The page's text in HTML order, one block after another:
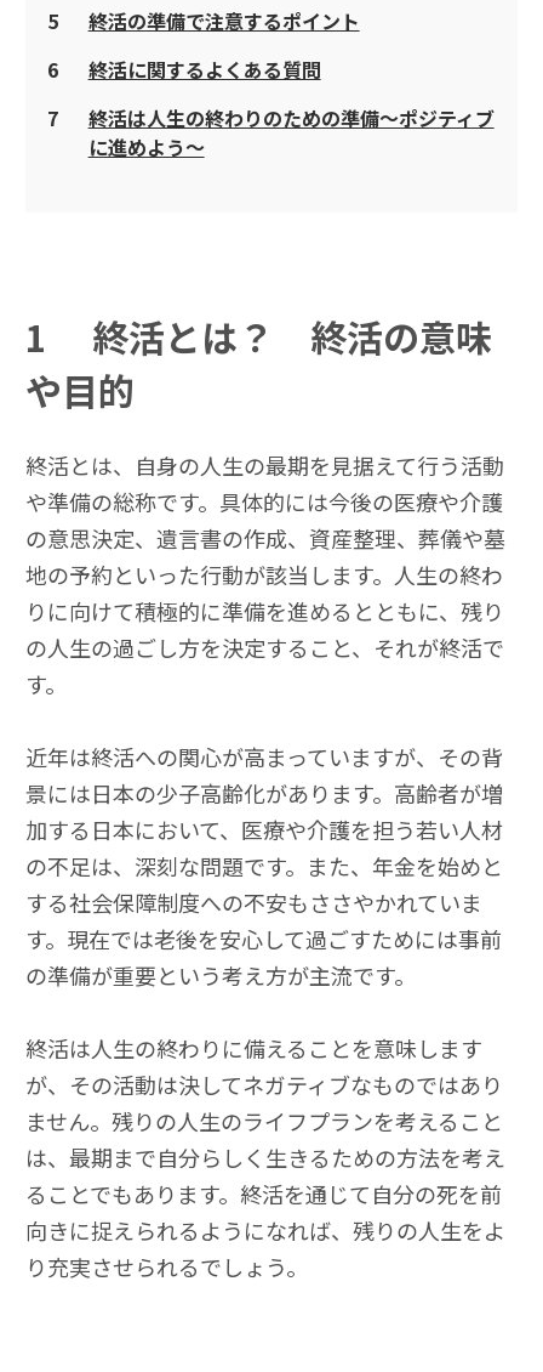
5
終活の準備で注意するポイント
6
終活に関するよくある質問
7
終活は人生の終わりのための準備～ポジティブ
に進めよう～
1
終活とは？ 終活の意味
や目的
終活とは、自身の人生の最期を見据えて行う活動
や準備の総称です。具体的には今後の医療や介護
の意思決定、遺言書の作成、資産整理、葬儀や墓
地の予約といった行動が該当します。人生の終わ
りに向けて積極的に準備を進めるとともに、残り
の人生の過ごし方を決定すること、それが終活で
す。
近年は終活への関心が高まっていますが、その背
景には日本の少子高齢化があります。高齢者が増
加する日本において、医療や介護を担う若い人材
の不足は、深刻な問題です。また、年金を始めと
する社会保障制度への不安もささやかれていま
す。現在では老後を安心して過ごすためには事前
の準備が重要という考え方が主流です。
終活は人生の終わりに備えることを意味します
が、その活動は決してネガティブなものではあり
ません。残りの人生のライフプランを考えること
は、最期まで自分らしく生きるための方法を考え
ることでもあります。終活を通じて自分の死を前
向きに捉えられるようになれば、残りの人生をよ
り充実させられるでしょう。